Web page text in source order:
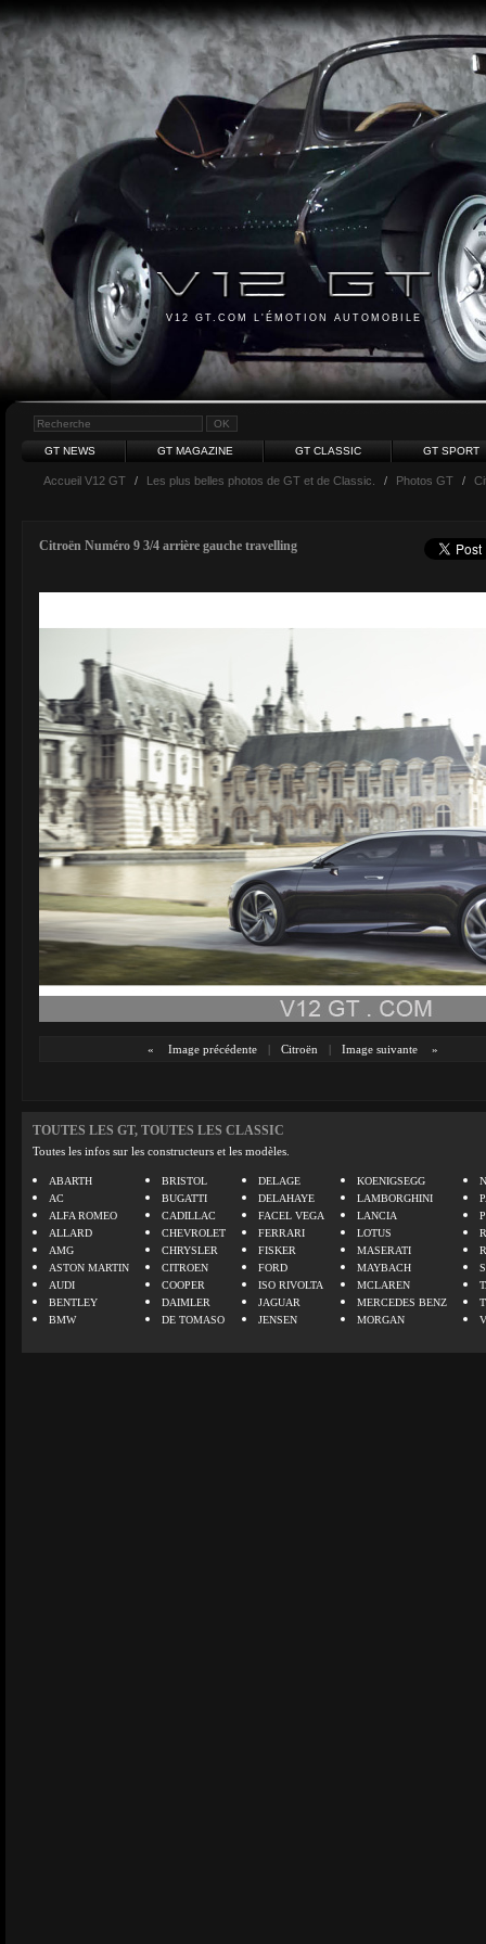
V12 GT.COM L'ÉMOTION AUTOMOBILE
GT NEWS GT MAGAZINE GT CLASSIC GT SPORT
Accueil V12 GT / Les plus belles photos de GT et de Classic. / Photos GT /
Citroën Numéro 9 3/4 arrière gauche travelling
« Image précédente | Citroën | Image suivante »
TOUTES LES GT, TOUTES LES CLASSIC
Toutes les infos sur les constructeurs et les modèles.
ABARTH
AC
ALFA ROMEO
ALLARD
AMG
ASTON MARTIN
AUDI
BENTLEY
BMW
BRISTOL
BUGATTI
CADILLAC
CHEVROLET
CHRYSLER
CITROEN
COOPER
DAIMLER
DE TOMASO
DELAGE
DELAHAYE
FACEL VEGA
FERRARI
FISKER
FORD
ISO RIVOLTA
JAGUAR
JENSEN
KOENIGSEGG
LAMBORGHINI
LANCIA
LOTUS
MASERATI
MAYBACH
MCLAREN
MERCEDES BENZ
MORGAN